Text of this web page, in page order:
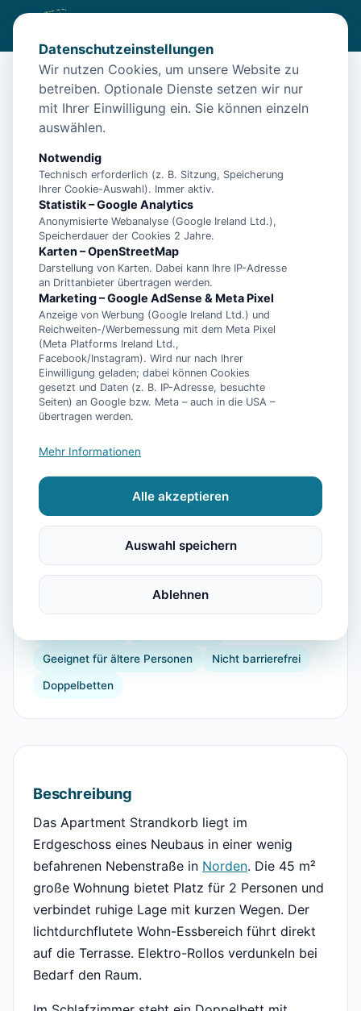
/Unterkünfte /Norden/Apartment Strandkorb – Norden
Apartment Strandkorb – Norden
Garten Kaffeemaschine
Herdplatte Gefrierfach Backofen Toaster
Bootsfahrten Segeln
Gartenmöbel Föhn Dusche Parkmöglichkeit
Geeignet für ältere Personen Nicht barrierefrei
Doppelbetten
Beschreibung
Das Apartment Strandkorb liegt im
Erdgeschoss eines Neubaus in einer wenig
befahrenen Nebenstraße in Norden. Die 45 m²
große Wohnung bietet Platz für 2 Personen und
verbindet ruhige Lage mit kurzen Wegen. Der
lichtdurchflutete Wohn-Essbereich führt direkt
auf die Terrasse. Elektro-Rollos verdunkeln bei
Bedarf den Raum.
Datenschutzeinstellungen
Wir nutzen Cookies, um unsere Website zu
betreiben. Optionale Dienste setzen wir nur
mit Ihrer Einwilligung ein. Sie können einzeln
auswählen.
Notwendig
Technisch erforderlich (z. B. Sitzung, Speicherung
Ihrer Cookie-Auswahl). Immer aktiv.
Statistik – Google Analytics
Anonymisierte Webanalyse (Google Ireland Ltd.),
Speicherdauer der Cookies 2 Jahre.
Karten – OpenStreetMap
Darstellung von Karten. Dabei kann Ihre IP-Adresse
an Drittanbieter übertragen werden.
Marketing – Google AdSense & Meta Pixel
Anzeige von Werbung (Google Ireland Ltd.) und
Reichweiten-/Werbemessung mit dem Meta Pixel
(Meta Platforms Ireland Ltd.,
Facebook/Instagram). Wird nur nach Ihrer
Einwilligung geladen; dabei können Cookies
gesetzt und Daten (z. B. IP-Adresse, besuchte
Seiten) an Google bzw. Meta – auch in die USA –
übertragen werden.
Mehr Informationen
Alle akzeptieren
Auswahl speichern
Ablehnen